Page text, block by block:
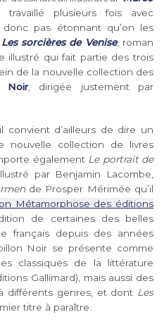
plusieurs fois avec
donc pas étonnant qu’on les
Les sorcières de Venise, roman
illustré qui fait partie des trois
de la nouvelle collection des
Noir, dirigée justement par
convient d’ailleurs de dire un
collection de livres
également Le portrait de
par Benjamin Lacombe,
de Prosper Mérimée qu’il
Métamorphose des éditions
de certaines des belles
français depuis des années
Noir se présente comme
classiques de la littérature
Gallimard), mais aussi des
différents genres, et dont Les
titre à paraître.